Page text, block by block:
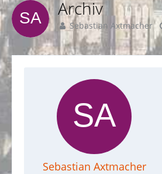
Archiv
Sebastian Axtmacher
Sebastian Axtmacher